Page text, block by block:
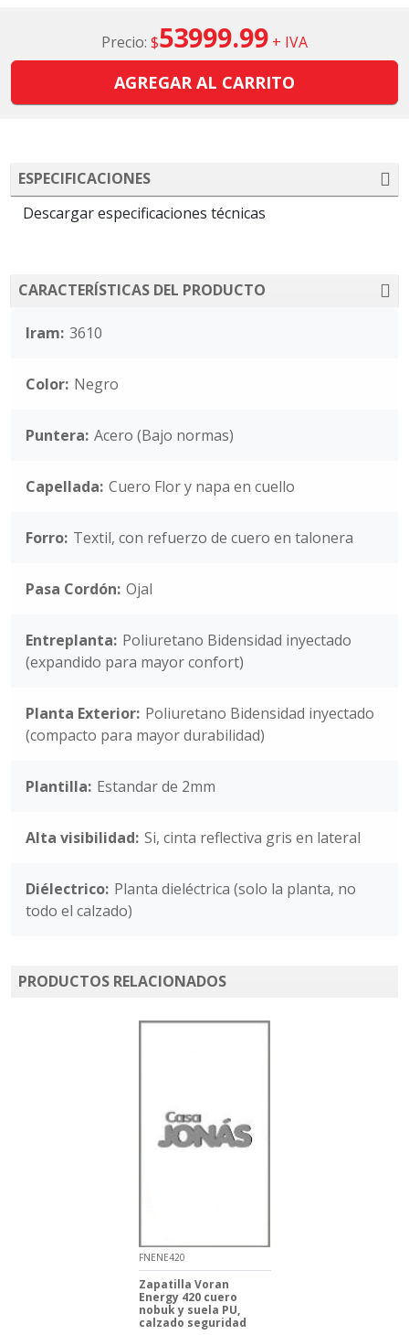
Precio: $53999.99 + IVA
AGREGAR AL CARRITO
ESPECIFICACIONES
Descargar especificaciones técnicas
CARACTERÍSTICAS DEL PRODUCTO
Iram: 3610
Color: Negro
Puntera: Acero (Bajo normas)
Capellada: Cuero Flor y napa en cuello
Forro: Textil, con refuerzo de cuero en talonera
Pasa Cordón: Ojal
Entreplanta: Poliuretano Bidensidad inyectado
(expandido para mayor confort)
Planta Exterior: Poliuretano Bidensidad inyectado
(compacto para mayor durabilidad)
Plantilla: Estandar de 2mm
Alta visibilidad: Si, cinta reflectiva gris en lateral
Diélectrico: Planta dieléctrica (solo la planta, no
todo el calzado)
PRODUCTOS RELACIONADOS
FNENE420
Zapatilla Voran
Energy 420 cuero
nobuk y suela PU,
calzado seguridad